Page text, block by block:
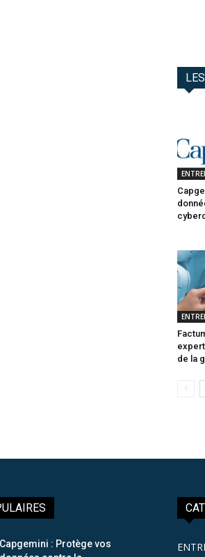
de la
Capgemini : Protège vos